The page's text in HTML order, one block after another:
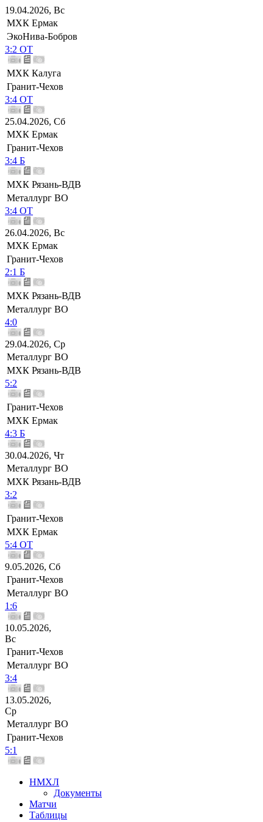
19.04.2026, Вс
МХК Ермак
ЭкоНива-Бобров
3:2 ОТ
МХК Калуга
Гранит-Чехов
3:4 ОТ
25.04.2026, Сб
МХК Ермак
Гранит-Чехов
3:4 Б
МХК Рязань-ВДВ
Металлург ВО
3:4 ОТ
26.04.2026, Вс
МХК Ермак
Гранит-Чехов
2:1 Б
МХК Рязань-ВДВ
Металлург ВО
4:0
29.04.2026, Ср
Металлург ВО
МХК Рязань-ВДВ
5:2
Гранит-Чехов
МХК Ермак
4:3 Б
30.04.2026, Чт
Металлург ВО
МХК Рязань-ВДВ
3:2
Гранит-Чехов
МХК Ермак
5:4 ОТ
9.05.2026, Сб
Гранит-Чехов
Металлург ВО
1:6
10.05.2026,
Вс
Гранит-Чехов
Металлург ВО
3:4
13.05.2026,
Ср
Металлург ВО
Гранит-Чехов
5:1
НМХЛ
Документы
Матчи
Таблицы